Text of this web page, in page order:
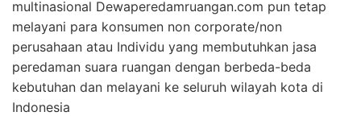
multinasional Dewaperedamruangan.com pun tetap
melayani para konsumen non corporate/non
perusahaan atau Individu yang membutuhkan jasa
peredaman suara ruangan dengan berbeda-beda
kebutuhan dan melayani ke seluruh wilayah kota di
Indonesia